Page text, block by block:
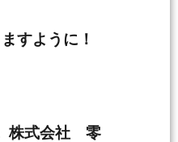
すように！
株式会社 零